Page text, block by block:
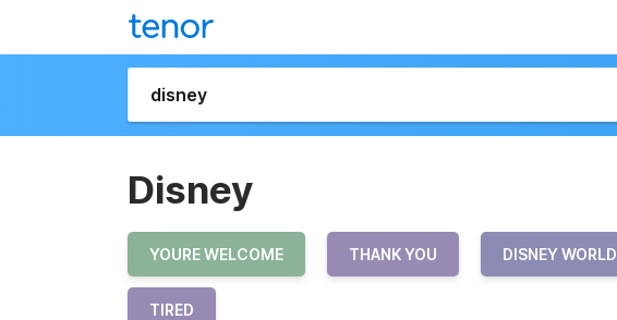
Disney
YOURE WELCOME THANK YOU DISNEY WORLD
TIRED